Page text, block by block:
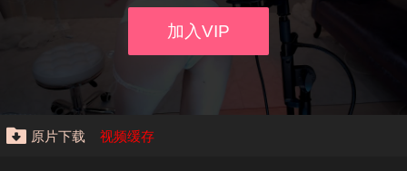
加入VIP
原片下载 视频缓存